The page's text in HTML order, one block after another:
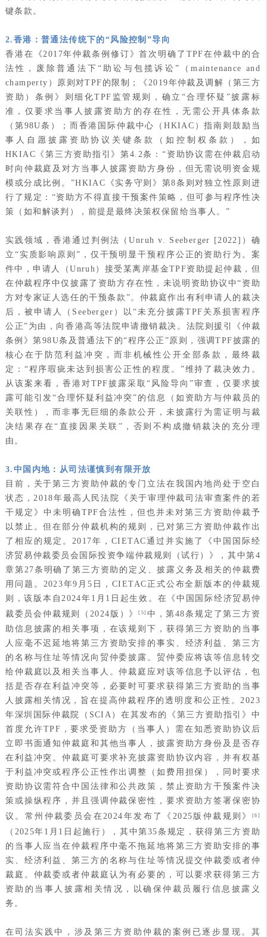
键条款。
2.香港：普通法传统下的“风险控制”导向
香港在《2017年仲裁条例修订》首次明确了TPF在仲裁中的合
法性，废除普通法下“助讼与包揽诉讼”（maintenance and
champerty）原则对TPF的限制；《2019年仲裁及调解（第三方
资助）条例》则细化TPF监管规则，确立“合理怀疑”披露标
准，仅要求当事人披露资助方的存在性，无需公开具体条款
（第98U条）；而香港国际仲裁中心（HKIAC）指南则鼓励当
事人自愿披露资助协议关键条款（如控制权条款），如
HKIAC《第三方资助指引》第4.2条：“资助协议需在仲裁启动
时向仲裁庭及对方当事人披露资助方身份，但无需说明资金规
模或分成比例。”HKIAC《实务守则》第8条则对独立性原则进
行了规定：“资助方不得直接干预案件策略，但可参与程序性决
策（如和解谈判），前提是最终决策权保留给当事人。”
实践领域，香港通过判例法（Unruh v. Seeberger [2022]）确
立“实质影响原则”，仅干预明显干预程序公正的资助行为。案
件中，申请人（Unruh）接受某离岸基金TPF资助提起仲裁，但
在仲裁程序中仅披露了资助方存在性，未说明资助协议中“资助
方对专家证人选任的干预条款”。仲裁庭作出有利申请人的裁决
后，被申请人（Seeberger）以“未充分披露TPF关系损害程序
公正”为由，向香港高等法院申请撤销裁决。法院则援引《仲裁
条例》第98U条及普通法下的“程序公正”原则，强调TPF披露的
核心在于防范利益冲突，而非机械性公开全部条款，最终裁
定：“程序瑕疵未达到损害公正性的程度。”维持了裁决效力。
从该案来看，香港对TPF披露采取“风险导向”审查，仅要求披
露可能引发“合理怀疑利益冲突”的信息（如资助方与仲裁员的
关联性），而非事无巨细的条款公开，未披露行为需证明与裁
决结果存在“直接因果关联”，否则不构成撤销裁决的充分理
由。
3.中国内地：从司法谨慎到有限开放
目前，关于第三方资助仲裁的专门立法在我国内地尚处于空白
状态，2018年最高人民法院《关于审理仲裁司法审查案件的若
干规定》中未明确TPF合法性，但也并未对第三方资助仲裁予
以禁止。但在部分仲裁机构的规则，已对第三方资助仲裁作出
了相应的规定。2017年，CIETAC通过并实施了《中国国际经
济贸易仲裁委员会国际投资争端仲裁规则（试行）》，其中第4
章第27条明确了第三方资助的定义、披露义务及相关的仲裁费
用问题。2023年9月5日，CIETAC正式公布全新版本的仲裁规
则，该版本自2024年1月1日起生效。在《中国国际经济贸易仲
裁委员会仲裁规则（2024版）》[5] 中，第48条规定了第三方资
助信息披露的相关事项，在该规则下，获得第三方资助的当事
人应毫不迟延地将第三方资助安排的事实、经济利益、第三方
的名称与住址等情况向贸仲委披露。贸仲委应将该等信息转交
给仲裁庭以及相关当事人。仲裁庭应对该等信息予以评估，包
括是否存在利益冲突等，必要时可要求获得第三方资助的当事
人披露相关情况，旨在提高仲裁程序的透明度和公正性。2023
年深圳国际仲裁院（SCIA）在其发布的《第三方资助指引》中
首度允许TPF，要求受资助方（当事人）需在知悉资助协议后
立即书面通知仲裁庭和其他当事人，披露资助方身份及是否存
在利益冲突。仲裁庭可要求补充披露资助协议内容，并有权基
于利益冲突或程序公正性作出调整（如费用担保），同时要求
资助协议需符合中国法律和公共政策，禁止资助方干预案件决
策或操纵程序，并且强调仲裁保密性，要求资助方签署保密协
议。常州仲裁委员会在2024年发布了《2025版仲裁规则》
[6]
（2025年1月1日起施行），其中第35条规定，获得第三方资助
的当事人应当在仲裁程序中毫不拖延地将第三方资助安排的事
实、经济利益、第三方的名称与住址等情况提交仲裁委或者仲
裁庭。仲裁委或者仲裁庭认为有必要的，可以要求获得第三方
资助的当事人披露相关情况，以确保仲裁员履行信息披露义
务。
在司法实践中，涉及第三方资助仲裁的案例已逐步显现。其